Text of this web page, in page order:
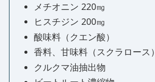
メチオニン 220㎎
ヒスチジン 200㎎
酸味料（クエン酸）
香料、甘味料（スクラロース）
クルクマ油抽出物